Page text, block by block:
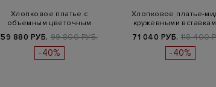
Хлопковое платье с
объемным цветочным
декором и поясом
59 880 РУБ. 99 800 РУБ.
-40%
Хлопковое платье-
кружевными
поясом
71 040 РУБ. 118 400
-40%